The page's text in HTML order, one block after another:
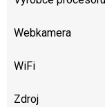
Webkamera
WiFi
Zdroj